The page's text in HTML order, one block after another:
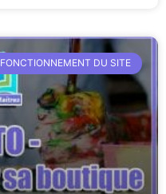
FONCTIONNEMENT DU SITE